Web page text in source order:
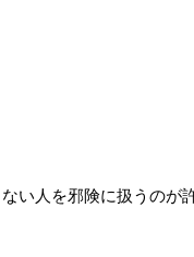
い人を邪険に扱うのが